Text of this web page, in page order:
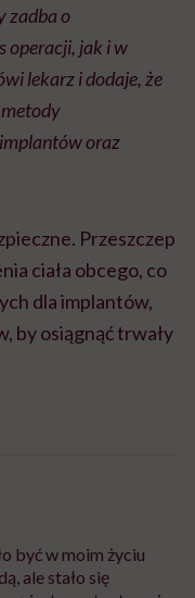
zadba o
operacji, jak i w
lekarz i dodaje, że
metody
oraz
Przeszczep
ciała obcego, co
dla implantów,
by osiągnąć trwały
być w moim życiu
ale stało się